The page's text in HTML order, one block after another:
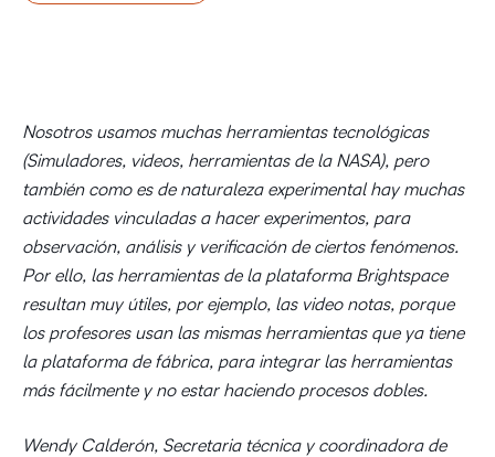
Nosotros usamos muchas herramientas tecnológicas
(Simuladores, videos, herramientas de la NASA), pero
también como es de naturaleza experimental hay muchas
actividades vinculadas a hacer experimentos, para
observación, análisis y verificación de ciertos fenómenos.
Por ello, las herramientas de la plataforma Brightspace
resultan muy útiles, por ejemplo, las video notas, porque
los profesores usan las mismas herramientas que ya tiene
la plataforma de fábrica, para integrar las herramientas
más fácilmente y no estar haciendo procesos dobles.
Wendy Calderón, Secretaria técnica y coordinadora de